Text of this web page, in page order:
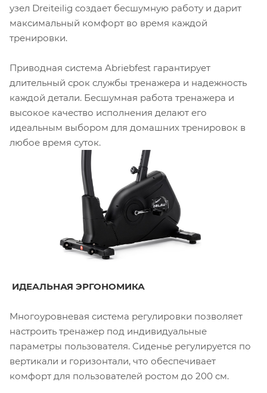
узел Dreiteilig создает бесшумную работу и дарит
максимальный комфорт во время каждой
тренировки.
Приводная система Abriebfest гарантирует
длительный срок службы тренажера и надежность
каждой детали. Бесшумная работа тренажера и
высокое качество исполнения делают его
идеальным выбором для домашних тренировок в
любое время суток.
ИДЕАЛЬНАЯ ЭРГОНОМИКА
Многоуровневая система регулировки позволяет
настроить тренажер под индивидуальные
параметры пользователя. Сиденье регулируется по
вертикали и горизонтали, что обеспечивает
комфорт для пользователей ростом до 200 см.